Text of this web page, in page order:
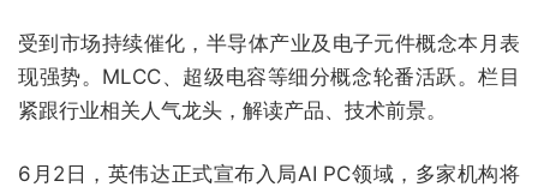
受到市场持续催化，半导体产业及电子元件概念本月表
现强势。MLCC、超级电容等细分概念轮番活跃。栏目
紧跟行业相关人气龙头，解读产品、技术前景。
6月2日，英伟达正式宣布入局AI PC领域，多家机构将